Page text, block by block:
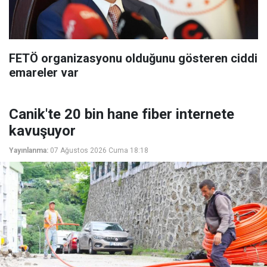
FETÖ organizasyonu olduğunu gösteren ciddi
emareler var
Canik'te 20 bin hane fiber internete
kavuşuyor
Yayınlanma: 07 Ağustos 2026 Cuma 18:18